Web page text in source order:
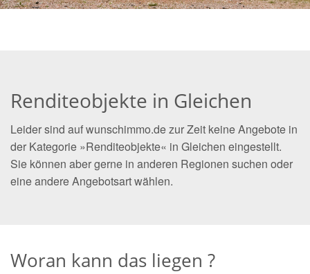
Renditeobjekte in Gleichen
Leider sind auf wunschimmo.de zur Zeit keine Angebote in
der Kategorie »Renditeobjekte« in Gleichen eingestellt.
Sie können aber gerne in anderen Regionen suchen oder
eine andere Angebotsart wählen.
Woran kann das liegen ?